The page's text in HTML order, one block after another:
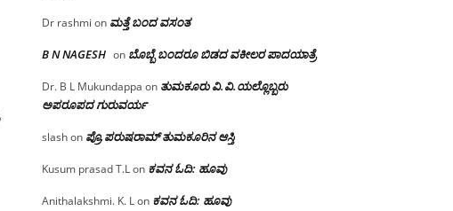
Dr rashmi on ಮತ್ತೆ ಬಂದ ವಸಂತ
B N NAGESH on ಬೊಬ್ಬೆ ಬಂದರೂ ಬಿಡದ ವಕೀಲರ ಪಾದಯಾತ್ರೆ
Dr. B L Mukundappa on ತುಮಕೂರು‌ ವಿ.ವಿ.ಯಲ್ಲೊಬ್ಬರು
ಅಪರೂಪದ ಗುರುವರ್ಯ
slashon ಪ್ರೊ.ಪರುಷರಾಮ್ ತುಮಕೂರಿನ ಆಸ್ತಿ
Kusum prasad T.Lon ಕವನ ಓದಿ: ಹೂವು
Anithalakshmi. K. Lon ಕವನ ಓದಿ: ಹೂವು